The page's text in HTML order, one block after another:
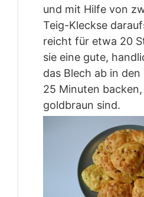
und mit Hilfe von
Teig-Kleckse
reicht für etwa 20
sie eine gute,
das Blech ab in
25 Minuten
goldbraun sind.